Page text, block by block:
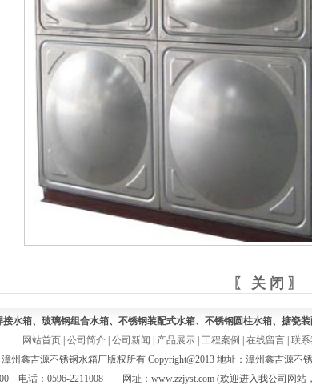
〖 关 闭 〗
接水箱、玻璃钢组合水箱、不锈钢装配式水箱、不锈钢圆柱水箱、搪瓷
网站首页 公司简介 公司新闻 产品展示 工程案例 在线留言 联系
漳州鑫吉源不锈钢水箱厂版权所有 Copyright@2013 地址：漳州鑫吉源不
电话：0596-2211008 网址：www.zzjyst.com (欢迎进入我公司网站